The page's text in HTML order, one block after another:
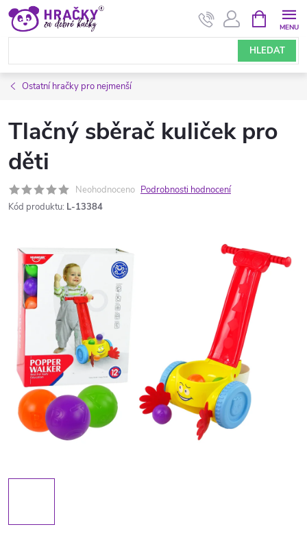
Přejít
obsah
HLEDAT
NÁKUPNÍ
KOŠÍK
Ostatní hračky pro nejmenší
Tlačný sběrač kuliček pro
děti
Neohodnoceno Podrobnosti hodnocení
Kód produktu: L-13384